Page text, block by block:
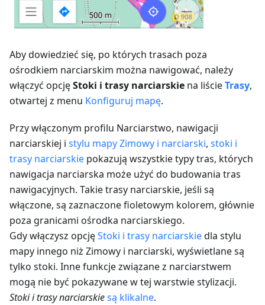
Aby dowiedzieć się, po których trasach poza
ośrodkiem narciarskim można nawigować, należy
włączyć opcjęStoki i trasy narciarskie na liścieTrasy,
otwartej z menu Konfiguruj mapę.
Przy włączonym profilu Narciarstwo, nawigacji
narciarskiej i stylu mapy Zimowy i narciarski, stoki i
trasy narciarskie pokazują wszystkie typy tras, których
nawigacja narciarska może użyć do budowania tras
nawigacyjnych. Takie trasy narciarskie, jeśli są
włączone, są zaznaczone fioletowym kolorem, głównie
poza granicami ośrodka narciarskiego.
Gdy włączysz opcjęStoki i trasy narciarskiedla stylu
mapy innego niż Zimowy i narciarski, wyświetlane są
tylko stoki. Inne funkcje związane z narciarstwem
mogą nie być pokazywane w tej warstwie stylizacji.
Stoki i trasy narciarskiesą klikalne.